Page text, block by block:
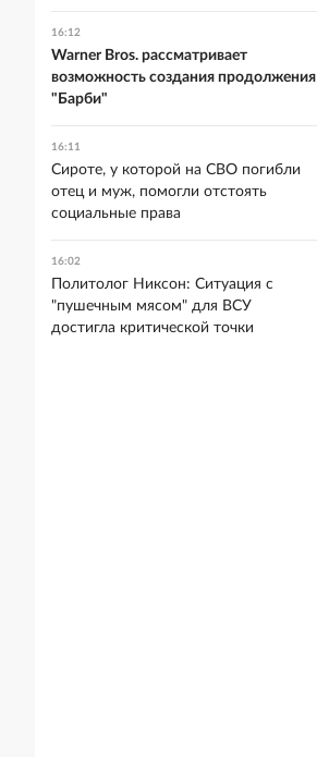
16:12
Warner Bros. рассматривает
возможность создания продолжения
"Барби"
16:11
Сироте, у которой на СВО погибли
отец и муж, помогли отстоять
социальные права
16:02
Политолог Никсон: Ситуация с
"пушечным мясом" для ВСУ
достигла критической точки